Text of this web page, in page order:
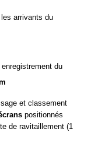
arrivants du
enregistrement du
et classement
positionnés
de ravitaillement (1